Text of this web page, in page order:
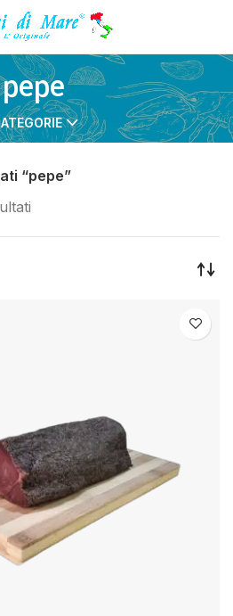
pepe
“pepe”